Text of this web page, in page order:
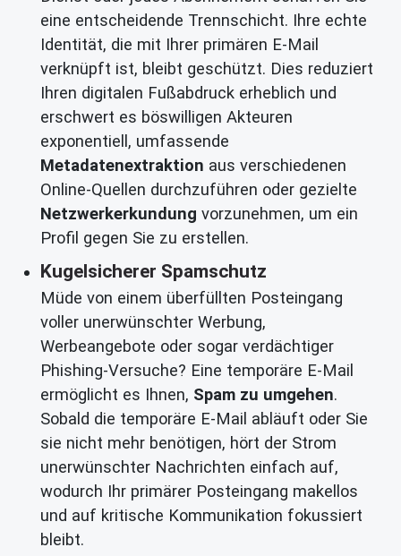
eine entscheidende Trennschicht. Ihre echte
Identität, die mit Ihrer primären E-Mail
verknüpft ist, bleibt geschützt. Dies reduziert
Ihren digitalen Fußabdruck erheblich und
erschwert es böswilligen Akteuren
exponentiell, umfassende
Metadatenextraktion aus verschiedenen
Online-Quellen durchzuführen oder gezielte
Netzwerkerkundung vorzunehmen, um ein
Profil gegen Sie zu erstellen.
Kugelsicherer Spamschutz
Müde von einem überfüllten Posteingang
voller unerwünschter Werbung,
Werbeangebote oder sogar verdächtiger
Phishing-Versuche? Eine temporäre E-Mail
ermöglicht es Ihnen, Spam zu umgehen.
Sobald die temporäre E-Mail abläuft oder Sie
sie nicht mehr benötigen, hört der Strom
unerwünschter Nachrichten einfach auf,
wodurch Ihr primärer Posteingang makellos
und auf kritische Kommunikation fokussiert
bleibt.